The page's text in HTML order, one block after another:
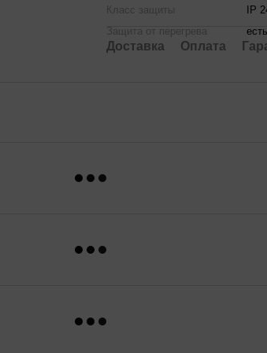
Класс защиты
IP
Защита от перегрева
есть
Доставка Оплата